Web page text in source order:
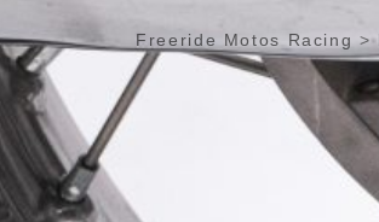
Freeride Motos Racing >